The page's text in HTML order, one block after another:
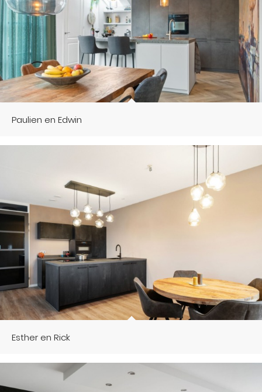
Paulien en Edwin
Esther en Rick